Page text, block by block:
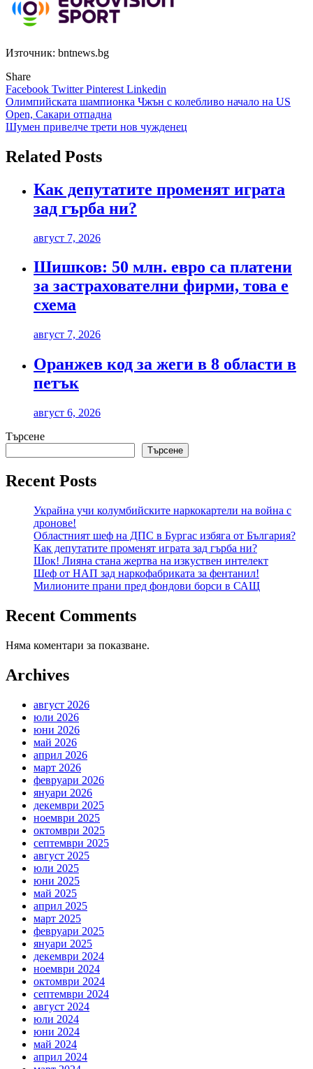
Източник: bntnews.bg
Share
Facebook TwitterPinterest Linkedin
Навигация
Олимпийската шампионка Чжън с колебливо начало на US
Open, Сакари отпадна
Шумен привелче трети нов чужденец
Related Posts
Как депутатите променят играта
зад гърба ни?
август 7, 2026
Шишков: 50 млн. евро са платени
за застрахователни фирми, това е
схема
август 7, 2026
Оранжев код за жеги в 8 области в
петък
август 6, 2026
Търсене
Търсене
Recent Posts
Украйна учи колумбийските наркокартели на война с
дронове!
Областният шеф на ДПС в Бургас избяга от България?
Как депутатите променят играта зад гърба ни?
Шок! Лияна стана жертва на изкуствен интелект
Шеф от НАП зад наркофабриката за фентанил!
Милионите прани пред фондови борси в САЩ
Recent Comments
Няма коментари за показване.
Archives
август 2026
юли 2026
юни 2026
май 2026
април 2026
март 2026
февруари 2026
януари 2026
декември 2025
ноември 2025
октомври 2025
септември 2025
август 2025
юли 2025
юни 2025
май 2025
април 2025
март 2025
февруари 2025
януари 2025
декември 2024
ноември 2024
октомври 2024
септември 2024
август 2024
юли 2024
юни 2024
май 2024
април 2024